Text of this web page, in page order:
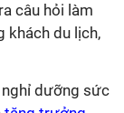
câu hỏi làm
khách du lịch,
nghỉ dưỡng sức